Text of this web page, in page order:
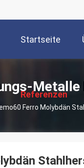
Startseite
Referenzen
Ferro Molybdän